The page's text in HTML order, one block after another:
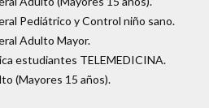
Pediátrico y Control niño sano.
Adulto Mayor.
estudiantes TELEMEDICINA.
(Mayores 15 años).